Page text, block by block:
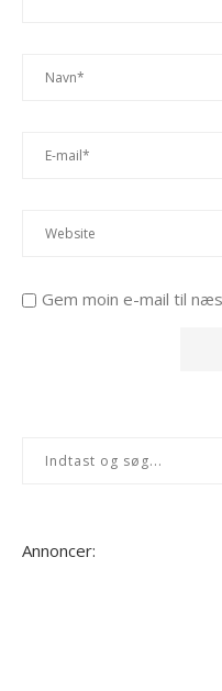
Gem moin e-mail til
Annoncer: